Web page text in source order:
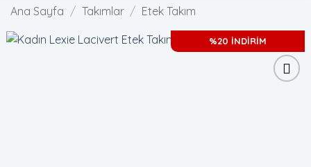
Ana Sayfa / Takımlar / Etek Takım
%20 İNDİRİM